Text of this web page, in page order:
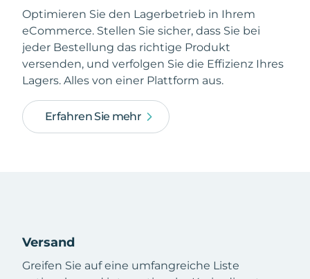
Optimieren Sie den Lagerbetrieb in Ihrem
eCommerce. Stellen Sie sicher, dass Sie bei
jeder Bestellung das richtige Produkt
versenden, und verfolgen Sie die Effizienz Ihres
Lagers. Alles von einer Plattform aus.
Erfahren Sie mehr
Versand
Greifen Sie auf eine umfangreiche Liste